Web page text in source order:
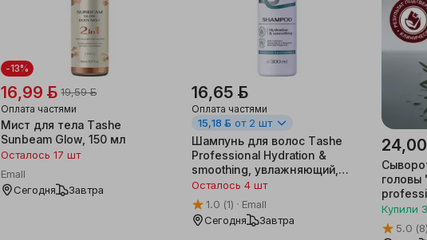
-13%
16,99 ƃ 19,59 ƃ
Оплата частями
Мист для тела Tashe
Sunbeam Glow, 150 мл
Осталось 17 шт
Emall
Сегодня
Завтра
16,65 ƃ
Оплата частями
15,18 ƃ от 2 шт
Шампунь для волос Tashe
Professional Hydration &
smoothing, увлажняющий,
300 мл
Осталось 4 шт
1.0 (1)
Emall
Сегодня
Завтра
головы
Купили
5.0 (8)